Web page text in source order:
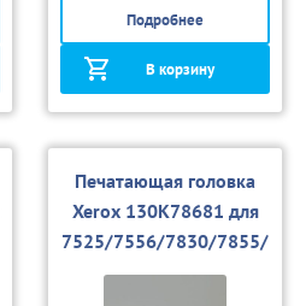
Подробнее
В корзину
Печатающая головка
Xerox 130K78681 для
7525/7556/7830/7855/
7970 Phaser 7800